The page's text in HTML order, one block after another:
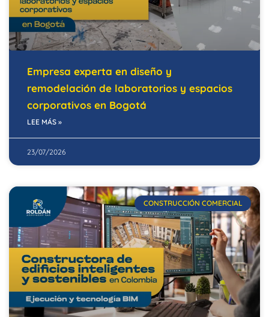
Empresa experta en diseño y
remodelación de laboratorios y espacios
corporativos en Bogotá
LEE MÁS »
23/07/2026
CONSTRUCCIÓN COMERCIAL